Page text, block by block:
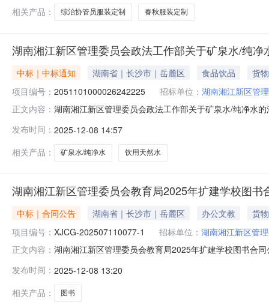
相关产品：
综治协管员服装定制 春秋服装定制
湖南湘江新区管理委员会政法工作部关于矿泉水/纯
中标｜中标通知 湖南省｜长沙市｜岳麓区 食品饮品
货物
项目编号： 2051101000026242225 招标单位： 湖南湘江新区管
正文内容： 湖南湘江新区管理委员会政法工作部关于矿泉水/纯净水
称：湖南省长沙市湖南湘江新区管理委员会报价起止时
单位统
发布时间： 2025-12-08 14:57
相关产品：
矿泉水/纯净水 饮用天然水
湖南湘江新区管理委员会教育局2025年扩建学校图书
中标｜合同公告 湖南省｜长沙市｜岳麓区 办公文教
货物
项目编号： XJCG-202507110077-1 招标单位： 湖南湘江新区管
正文内容： 湖南湘江新区管理委员会教育局2025年扩建学校图书合
发布时间： 2025-12-08 13:20
相关产品：
图书